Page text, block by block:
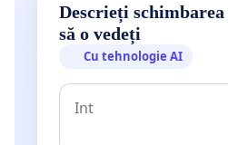
Descrieți
să o vedeți
Cu tehnologie AI